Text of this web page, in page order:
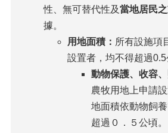
性、無可替代性及當地居民
據。
用地面積： 所有設施項
設置者，均不得超過0.5
動物保護、收容
農牧用地上申請
地面積依動物飼
超過０．５公頃。